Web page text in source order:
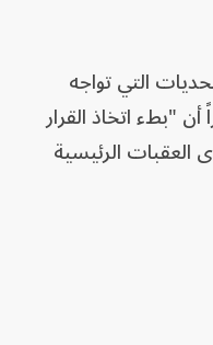
التي تواجه
"بطء اتخاذ القرار
العقبات الرئيسية